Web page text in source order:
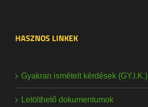
HASZNOS LINKEK
Gyakran ismételt kérdések (GY.I.K.)
Letölthető dokumentumok